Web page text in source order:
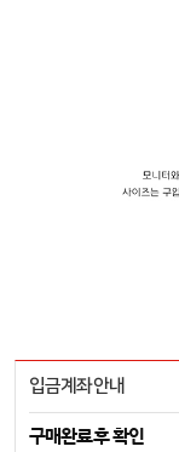
입금계좌안내
구매완료후 확인